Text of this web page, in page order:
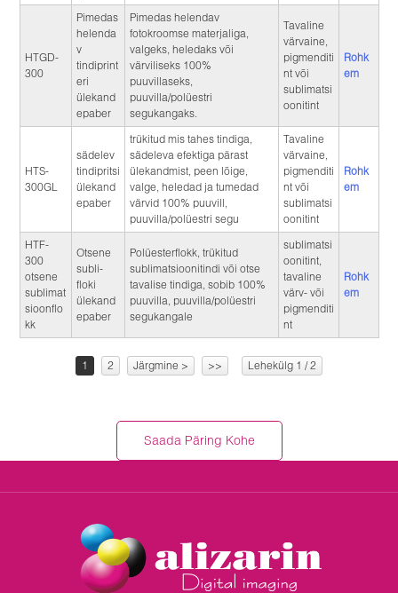
HTGD-
300
Pimedas
helenda
v
tindiprint
eri
ülekand
epaber
Pimedas helendav
fotokroomse materjaliga,
valgeks, heledaks või
värviliseks 100%
puuvillaseks,
puuvilla/polüestri
segukangaks.
Tavaline
värvaine,
pigmenditi
nt või
sublimatsi
oonitint
Rohk
em
HTS-
300GL
sädelev
tindipritsi
ülekand
epaber
trükitud mis tahes tindiga,
sädeleva efektiga pärast
ülekandmist, peen lõige,
valge, heledad ja tumedad
värvid 100% puuvill,
puuvilla/polüestri segu
Tavaline
värvaine,
pigmenditi
nt või
sublimatsi
oonitint
Rohk
em
HTF-
300
otsene
sublimat
sioonflo
kk
Otsene
subli-
floki
ülekand
epaber
Polüesterflokk, trükitud
sublimatsioonitindi või otse
tavalise tindiga, sobib 100%
puuvilla, puuvilla/polüestri
segukangale
sublimatsi
oonitint,
tavaline
värv- või
pigmenditi
nt
Rohk
em
1 2 Järgmine > >> Lehekülg 1 / 2
Saada Päring Kohe